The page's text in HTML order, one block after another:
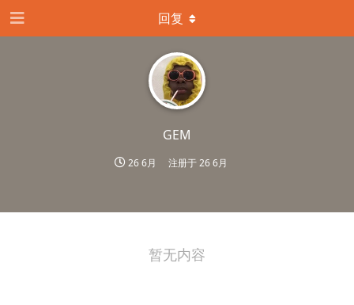
GEM
26 6月 注册于26 6月
回复
暂无内容